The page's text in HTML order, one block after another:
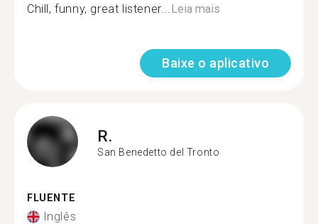
Chill, funny, great listener... Leia mais
Baixe o aplicativo
R.
San Benedetto del Tronto
FLUENTE
Inglês